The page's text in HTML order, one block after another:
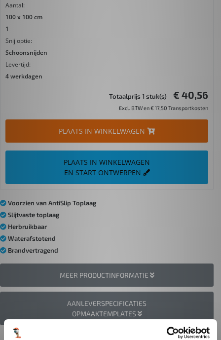
Aantal:
100 x 100 cm
1
Snij optie:
Schoonsnijden
Levertijd:
4 werkdagen
Totaalprijs 1 stuk(s) € 40,56
Excl. BTW en € 17,50 Transportkosten
PLAATS IN WINKELWAGEN
PLAATS IN WINKELWAGEN
EN START ONTWERPEN
Voorzien van AntiSlip Toplaag
Slijtvaste toplaag
Herbruikbaar
Waterafstotend
Brandvertragend
MEER PRODUCTINFORMATIE
AANLEVERSPECIFICATIES
OPMAAKTEMPLATES